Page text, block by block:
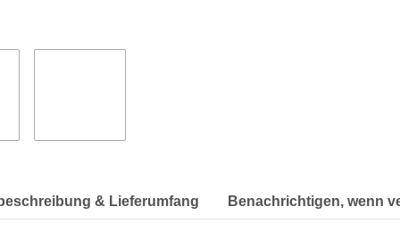
& Lieferumfang Benachrichtigen, wenn